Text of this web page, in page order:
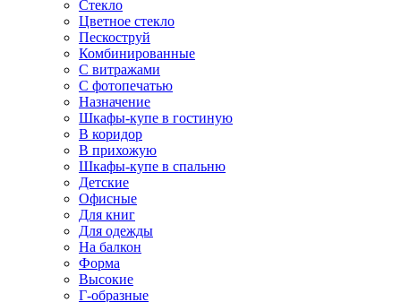
Стекло
Цветное стекло
Пескоструй
Комбинированные
С витражами
С фотопечатью
Назначение
Шкафы-купе в гостиную
В коридор
В прихожую
Шкафы-купе в спальню
Детские
Офисные
Для книг
Для одежды
На балкон
Форма
Высокие
Г-образные